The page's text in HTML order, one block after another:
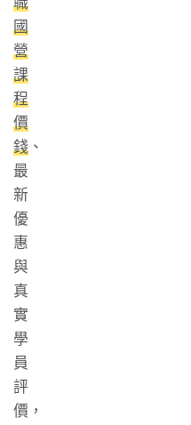
國
營
課
程
價
錢 、
最
新
優
惠
與
真
實
學
員
評
價，